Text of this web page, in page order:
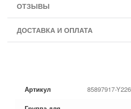
ОТЗЫВЫ
ДОСТАВКА И ОПЛАТА
Артикул 85897917-